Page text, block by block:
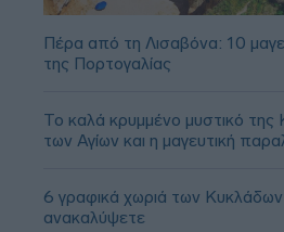
Πέρα από τη Λισαβόνα: 10
της Πορτογαλίας
Το καλά κρυμμένο μυστικό της
των Αγίων και η μαγευτική
6 γραφικά χωριά των Κυκλάδων
ανακαλύψετε